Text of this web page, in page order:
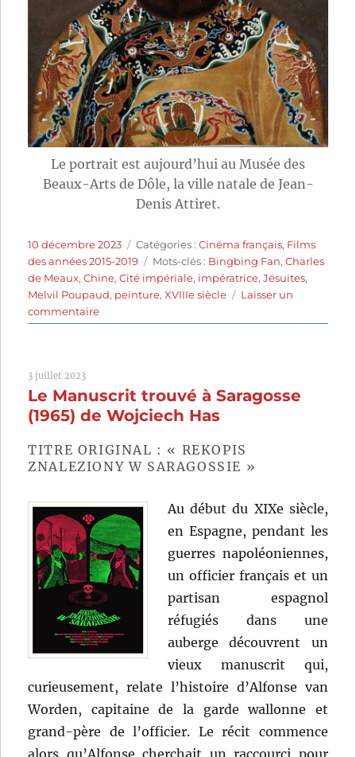
Le portrait est aujourd’hui au Musée des
Beaux-Arts de Dôle, la ville natale de Jean-
Denis Attiret.
Publié
le
10 décembre 2023 Catégories
Catégories :Cinéma français, Films
des années 2015-2019
Étiquettes
Mots-clés : Bingbing Fan,Charles
de Meaux,Chine,Cité impériale, impératrice,Jésuites,
Melvil Poupaud, peinture,XVIIIe siècle
Laisser un
commentairesur
Le
de
Charles
Meaux
3 juillet 2023
Le Manuscrit trouvé à Saragosse
(1965) de Wojciech Has
TITRE ORIGINAL : « REKOPIS
ZNALEZIONY W SARAGOSSIE »
Au début du XIXe siècle,
en Espagne, pendant les
guerres napoléoniennes,
un officier français et un
partisan espagnol
réfugiés dans une
auberge découvrent un
vieux manuscrit qui,
curieusement, relate l’histoire d’Alfonse van
Worden, capitaine de la garde wallonne et
grand-père de l’officier. Le récit commence